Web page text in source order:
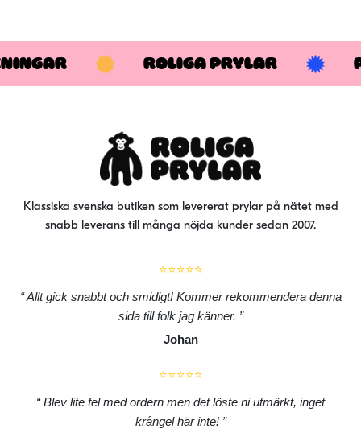
ROLIGA PRYLAR
Klassiska svenska butiken som levererat prylar på nätet med
snabb leverans till många nöjda kunder sedan 2007.
⭐⭐⭐⭐⭐
Allt gick snabbt och smidigt! Kommer rekommendera denna
sida till folk jag känner.
Johan
⭐⭐⭐⭐⭐
Blev lite fel med ordern men det löste ni utmärkt, inget
krångel här inte!